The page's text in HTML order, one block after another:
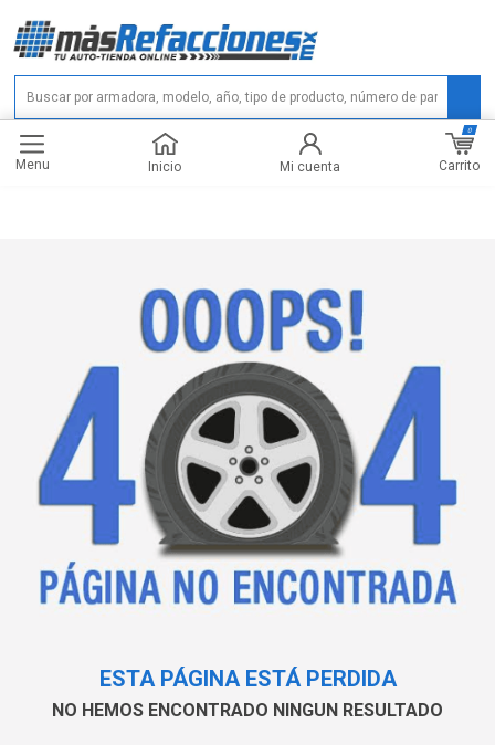
Menu Inicio Mi cuenta Carrito
0
ESTA PÁGINA ESTÁ PERDIDA
NO HEMOS ENCONTRADO NINGUN RESULTADO